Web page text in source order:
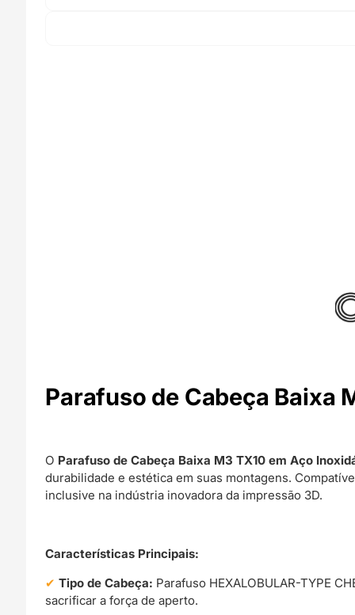
Parafuso de Cabeça Baixa
O Parafuso de Cabeça Baixa M3 TX10 em Aço
durabilidade e estética em suas montagens.
inclusive na indústria inovadora da impressão 3D.
Características Principais:
Tipo de Cabeça: Parafuso HEXALOBULAR-TYPE
sacrificar a força de aperto.